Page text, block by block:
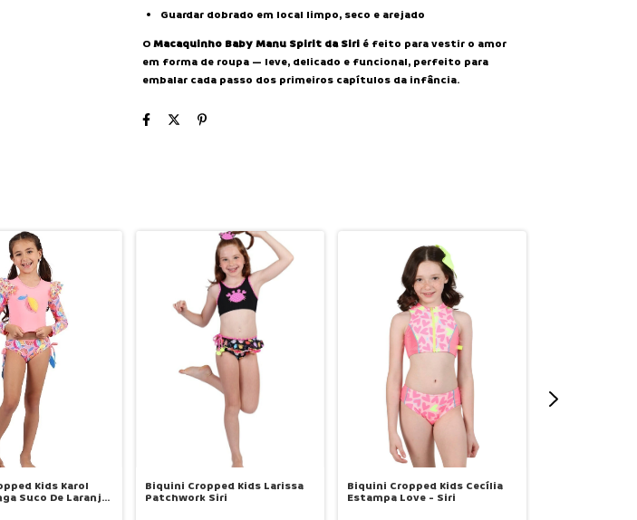
Guardar dobrado em local limpo, seco e arejado
OMacaquinho Baby Manu Spirit da Siri é feito para vestir o amor
em forma de roupa — leve, delicado e funcional, perfeito para
embalar cada passo dos primeiros capítulos da infância.
Kids Karol
Suco De Laranja
Biquini Cropped Kids Larissa
Patchwork Siri
Biquini Cropped Kids Cecília
Estampa Love - Siri